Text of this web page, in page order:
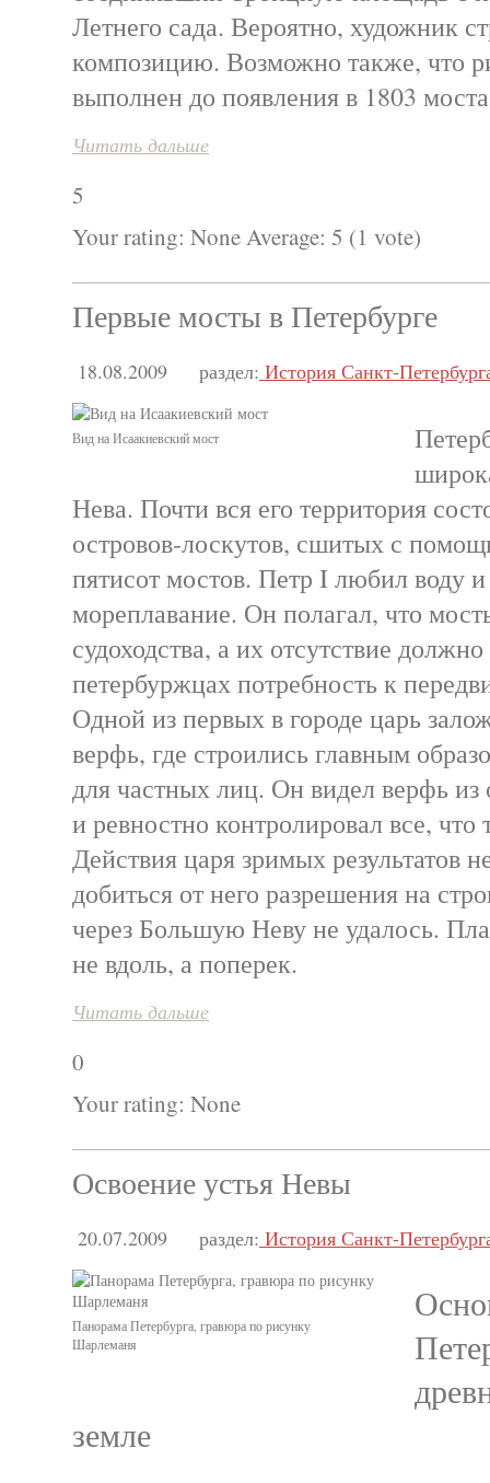
Летнего сада. Вероятно, художник
композицию. Возможно также, что
выполнен до появления в 1803
Читать дальше
5
Your rating: NoneAverage: 5 (1 vote)
Первые мосты в Петербурге
18.08.2009 раздел: История Санкт-
Вид на Исаакиевский мост
Нева. Почти вся его территория
островов-лоскутов, сшитых с
пятисот мостов. Петр I любил воду
мореплавание. Он полагал, что
судоходства, а их отсутствие должно
петербуржцах потребность к
Одной из первых в городе царь
верфь, где строились главным
для частных лиц. Он видел верфь
и ревностно контролировал все, что
Действия царя зримых результатов
добиться от него разрешения на
через Большую Неву не удалось.
не вдоль, а поперек.
Читать дальше
0
Your rating: None
Освоение устья Невы
20.07.2009 раздел: История Санкт-
Панорама Петербурга, гравюра по рисунку
Шарлеманя
земле